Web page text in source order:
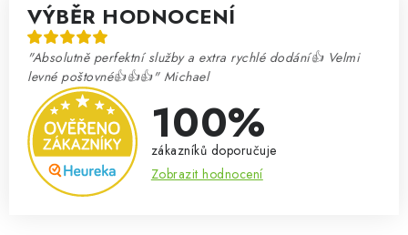
VÝBĚR HODNOCENÍ
"Absolutně perfektní služby a extra rychlé dodání👍 Velmi
levné poštovné👍👍👍" Michael
100%
zákazníků doporučuje
Zobrazit hodnocení